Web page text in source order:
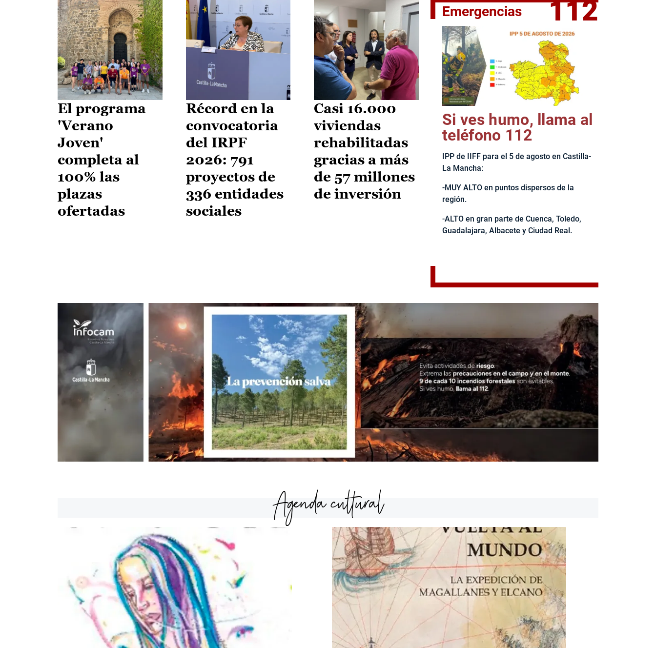
El jefe del Ejecutivo castellanomanchego, Emiliano García-
El programa
'Verano
Joven'
completa al
100% las
plazas
ofertadas
Récord en la
convocatoria
del IRPF
2026: 791
proyectos de
336 entidades
sociales
Casi 16.000
viviendas
rehabilitadas
gracias a más
de 57 millones
de inversión
Emergencias 112
Si ves humo, llama al
teléfono 112
IPP de IIFF para el 5 de agosto en Castilla-
La Mancha:
-MUY ALTO en puntos dispersos de la
región.
-ALTO en gran parte de Cuenca, Toledo,
Guadalajara, Albacete y Ciudad Real.
Agenda cultural